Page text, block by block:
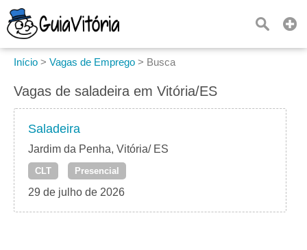
Início > Vagas de Emprego > Busca
Vagas de saladeira em Vitória/ES
Saladeira
Jardim da Penha, Vitória/ ES
CLT Presencial
29 de julho de 2026